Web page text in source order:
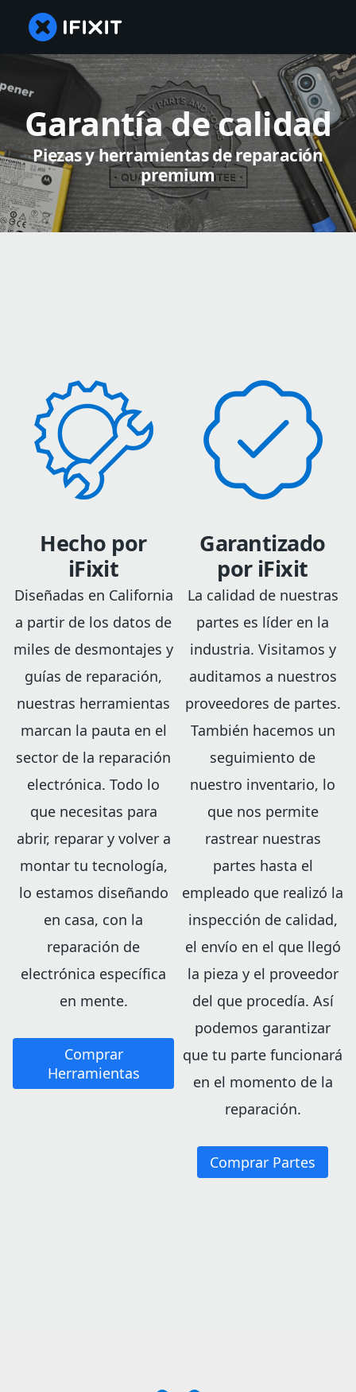
Garantía de calidad
Piezas y herramientas de reparación
premium
Hecho por
iFixit
Diseñadas en California
a partir de los datos de
miles de desmontajes y
guías de reparación,
nuestras herramientas
marcan la pauta en el
sector de la reparación
electrónica. Todo lo
que necesitas para
abrir, reparar y volver a
montar tu tecnología,
lo estamos diseñando
en casa, con la
reparación de
electrónica específica
en mente.
Comprar
Herramientas
Garantizado
por iFixit
La calidad de nuestras
partes es líder en la
industria. Visitamos y
auditamos a nuestros
proveedores de partes.
También hacemos un
seguimiento de
nuestro inventario, lo
que nos permite
rastrear nuestras
partes hasta el
empleado que realizó la
inspección de calidad,
el envío en el que llegó
la pieza y el proveedor
del que procedía. Así
podemos garantizar
que tu parte funcionará
en el momento de la
reparación.
Comprar Partes